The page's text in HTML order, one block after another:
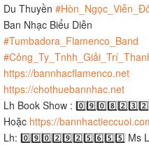
Du Thuyền
Ban Nhạc Biểu Diễn
#Tumbadora_Flamenco_Band
https://bannhacflamenco.net
https://chothuebannhac.net
Lh Book Show :
Hoặc https://
Lh: 0️⃣9️⃣0️⃣2️⃣9️⃣2️⃣5️⃣6️⃣5️⃣5️⃣ Ms